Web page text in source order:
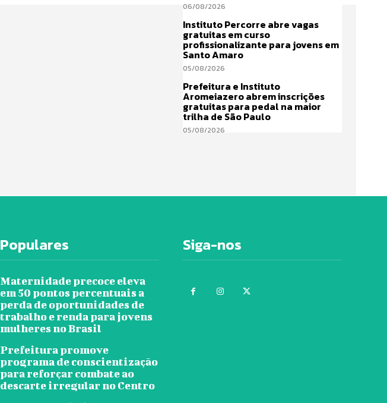
06/08/2026
Instituto Percorre abre vagas
gratuitas em curso
profissionalizante para jovens em
Santo Amaro
05/08/2026
Prefeitura e Instituto
Aromeiazero abrem inscrições
gratuitas para pedal na maior
trilha de São Paulo
05/08/2026
Populares
Maternidade precoce eleva
em 50 pontos percentuais a
perda de oportunidades de
trabalho e renda para jovens
mulheres no Brasil
Prefeitura promove
programa de conscientização
para reforçar combate ao
descarte irregular no Centro
Siga-nos